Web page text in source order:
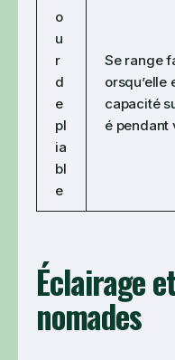
o
u
r
d
e
pl
ia
bl
e
Se range
capacité
é pendant
Éclairage
nomades